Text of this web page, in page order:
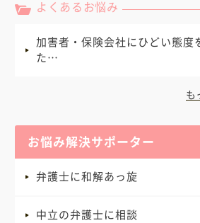
よくあるお悩み
加害者・保険会社にひどい態度
た…
も
お悩み解決サポーター
弁護士に和解あっ旋
中立の弁護士に相談